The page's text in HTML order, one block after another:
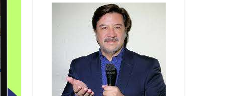
para la comunidad LGTBI en un encuentro
Turística 2026 y recibe a Enrique de la Madrid.